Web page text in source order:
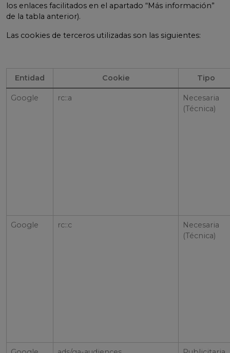
los enlaces facilitados en el apartado “Más información”
de la tabla anterior).
Las cookies de terceros utilizadas son las siguientes:
Entidad Cookie Tipo
Google rc::a
Necesaria
(Técnica)
Google rc::c
Necesaria
(Técnica)